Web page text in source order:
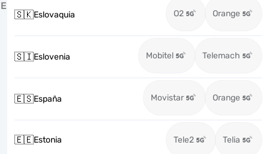
E
🇸🇰Eslovaquia O2 Orange
🇸🇮Eslovenia Mobitel Telemach
🇪🇸España Movistar Orange
🇪🇪Estonia Tele2 Telia